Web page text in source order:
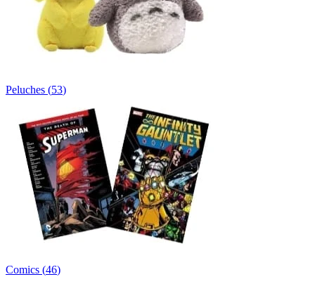
Peluches (53)
Comics (46)